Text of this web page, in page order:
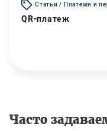
Статьи / Платежи и
QR-платеж
Часто